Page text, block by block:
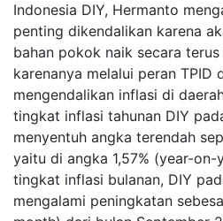
Indonesia DIY, Hermanto
penting dikendalikan karena
bahan pokok naik secara terus
karenanya melalui peran TPID
mengendalikan inflasi di
tingkat inflasi tahunan DIY
menyentuh angka terendah
yaitu di angka 1,57% (year-
tingkat inflasi bulanan, DIY
mengalami peningkatan